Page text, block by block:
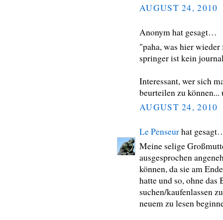
AUGUST 24, 2010
Anonym hat gesagt…
"paha, was hier
springer ist kein
Interessant, wer sich
beurteilen zu
AUGUST 24, 2010
Le Penseurhat
Meine selige
ausgesprochen
können, da sie am
hatte und so, ohne das
suchen/kaufenlassen
neuem zu lesen